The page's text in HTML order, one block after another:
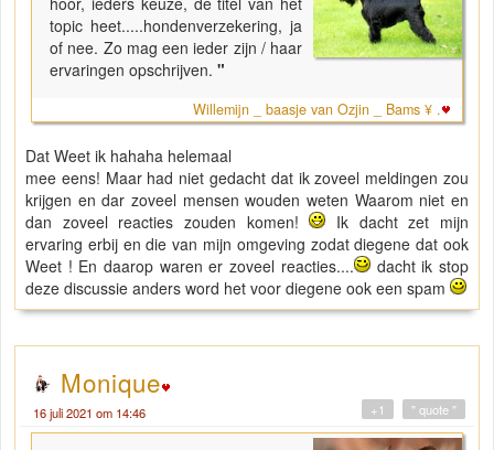
topic heet.....hondenverzekering, ja
of nee. Zo mag een ieder zijn / haar
ervaringen opschrijven. "
Willemijn _ baasje van Ozjin _ Bams ¥ .
Dat Weet ik hahaha helemaal
mee eens! Maar had niet gedacht dat ik zoveel meldingen zou
krijgen en dar zoveel mensen wouden weten Waarom niet en
dan zoveel reacties zouden komen!
Ik dacht zet mijn
ervaring erbij en die van mijn omgeving zodat diegene dat ook
Weet ! En daarop waren er zoveel reacties....
dacht ik stop
deze discussie anders word het voor diegene ook een spam
Monique
16 juli 2021 om 14:46 " quote "
+1